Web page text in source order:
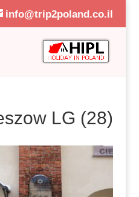
info@trip2poland.co.il
LG (28)